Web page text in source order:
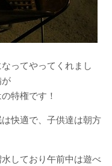
ってやってくれまし
特権です！
快適で、子供達は朝方
しており午前中は遊べ